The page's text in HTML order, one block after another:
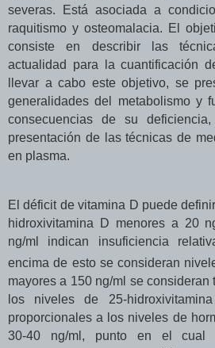
severas. Está asociada a
raquitismo y osteomalacia. El
consiste en describir las
actualidad para la cuantificación
llevar a cabo este objetivo, se
generalidades del metabolismo y
consecuencias de su
presentación de las técnicas de
en plasma.
El déficit de vitamina D puede
hidroxivitamina D menores a 20
ng/ml indican insuficiencia
encima de esto se consideran
mayores a 150 ng/ml se
los niveles de 25-
proporcionales a los niveles de
30-40 ng/ml, punto en el cual